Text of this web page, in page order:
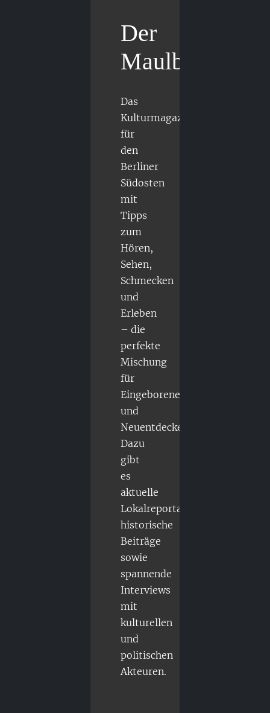
Der
Maulbär
Das
Kulturmagazin
für
den
Berliner
Südosten
mit
Tipps
zum
Hören,
Sehen,
Schmecken
und
Erleben
– die
perfekte
Mischung
für
Eingeborene
und
Neuentdecker.
Dazu
gibt
es
aktuelle
Lokalreportagen,
historische
Beiträge
sowie
spannende
Interviews
mit
kulturellen
und
politischen
Akteuren.